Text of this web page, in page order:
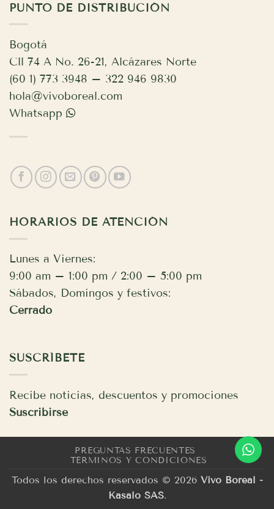
PUNTO DE DISTRIBUCIÓN
Bogotá
Cll 74 A No. 26-21, Alcázares Norte
(60 1) 773 3948 – 322 946 9830
hola@vivoboreal.com
Whatsapp
HORARIOS DE ATENCIÓN
Lunes a Viernes:
9:00 am – 1:00 pm / 2:00 – 5:00 pm
Sábados, Domingos y festivos:
Cerrado
SUSCRÍBETE
Recibe noticias, descuentos y promociones
Suscribirse
PREGUNTAS FRECUENTES
TÉRMINOS Y CONDICIONES
Todos los derechos reservados © 2026 Vivo Boreal -
Kasalo SAS.